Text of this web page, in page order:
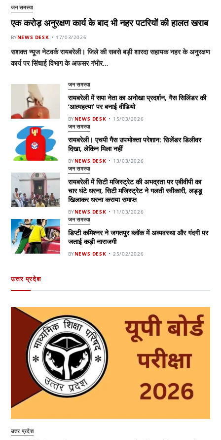
जन समस्या
एक करोड़ अनुरक्षण कार्य के बाद भी नहर पटरियों की हालत खराब
BYNEWS DESK 17/03/2026
सशक्त न्यूज नेटवर्क रायबरेली। जिले की सबसे बड़ी शारदा सहायक नहर के अनुरक्षण
कार्य पर सिंचाई विभाग के अफसर गंभीर…
जन समस्या
रायबरेली में सपा नेता का अनोखा प्रदर्शन, गैस सिलिंडर की
‘आत्महत्या’ पर बनाई वीडियो
BYNEWS DESK 15/03/2026
जन समस्या
रायबरेली। एचपी गैस उपभोक्ता परेशान: सिलेंडर डिलीवर
दिखा, लेकिन मिला नहीं
BYNEWS DESK 13/03/2026
जन समस्या
रायबरेली में सिटी मजिस्ट्रेट की अभद्रता पर एबीवीपी का
चार घंटे धरना, सिटी मजिस्ट्रेट ने गलती स्वीकारी, लड्डू
खिलाकर धरना कराया समाप्त
BYNEWS DESK 11/03/2026
जन समस्या
डिप्टी कमिश्नर ने जगतपुर ब्लॉक में अव्यवस्था और गंदगी पर
जताई कड़ी नाराजगी
BYNEWS DESK 25/02/2026
उत्तर प्रदेश
उत्तर प्रदेश